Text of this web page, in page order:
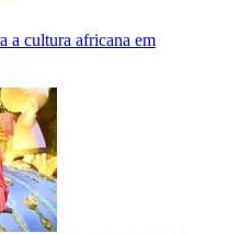
a cultura africana em